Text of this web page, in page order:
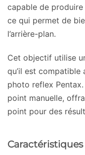
capable de
ce qui permet de
l’arrière-plan.
Cet objectif utilise
qu’il est compatible
photo reflex Pentax.
point manuelle,
point pour des
Caractéristiques